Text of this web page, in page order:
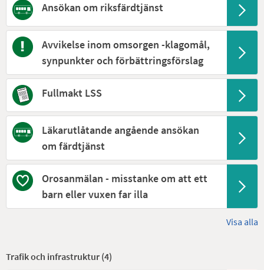
Ansökan om riksfärdtjänst
Avvikelse inom omsorgen -klagomål,
synpunkter och förbättringsförslag
Fullmakt LSS
Läkarutlåtande angående ansökan
om färdtjänst
Orosanmälan - misstanke om att ett
barn eller vuxen far illa
Visa alla
Trafik och infrastruktur (4)